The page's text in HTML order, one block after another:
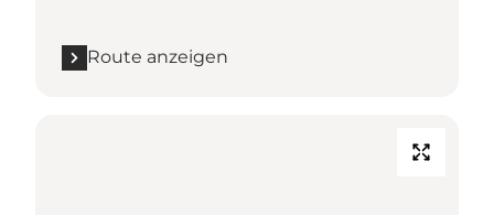
Route anzeigen